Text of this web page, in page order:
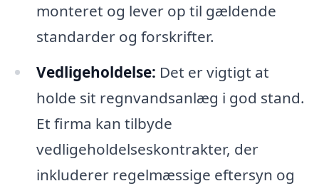
monteret og lever op til gældende
standarder og forskrifter.
Vedligeholdelse: Det er vigtigt at
holde sit regnvandsanlæg i god stand.
Et firma kan tilbyde
vedligeholdelseskontrakter, der
inkluderer regelmæssige eftersyn og